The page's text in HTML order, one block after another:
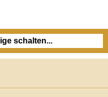
schalten...